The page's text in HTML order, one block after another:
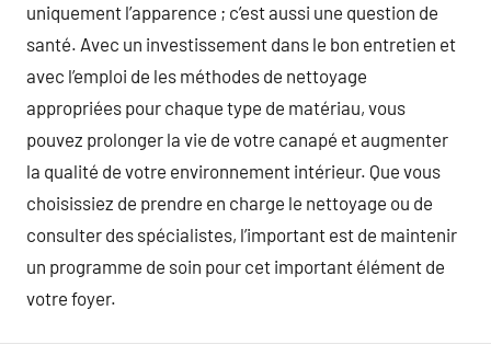
uniquement l’apparence ; c’est aussi une question de
santé. Avec un investissement dans le bon entretien et
avec l’emploi de les méthodes de nettoyage
appropriées pour chaque type de matériau, vous
pouvez prolonger la vie de votre canapé et augmenter
la qualité de votre environnement intérieur. Que vous
choisissiez de prendre en charge le nettoyage ou de
consulter des spécialistes, l’important est de maintenir
un programme de soin pour cet important élément de
votre foyer.